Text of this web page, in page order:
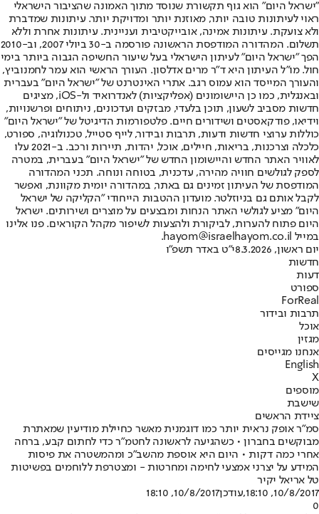
"ישראל היום" הוא גוף תקשורת שנוסד מתוך האמונה שהציבור הישראלי
ראוי לעיתונות טובה יותר, מאוזנת יותר ומדויקת יותר. עיתונות שמדברת
ולא צועקת. עיתונות אמינה, אובייקטיבית ועניינית. עיתונות אחרת וללא
תשלום. המהדורה המודפסת הראשונה פורסמה ב-30 ביולי 2007, וב-2010
הפך "ישראל היום" לעיתון הישראלי בעל שיעור החשיפה הגבוה ביותר בימי
חול. מו"ל העיתון היא ד"ר מרים אדלסון. העורך הראשי הוא עמר לחמנוביץ,
והעורך המייסד הוא עמוס רגב. אתרי האינטרנט של "ישראל היום" בעברית
ובאנגלית, כמו כן היישומונים (אפליקציות) לאנדרואיד ול-iOS, מציגים
חדשות מסביב לשעון, תוכן בלעדי, מבזקים ועדכונים, ניתוחים ופרשנויות,
וידיאו, פודקאסטים ושידורים חיים. פלטפורמות הדיגיטל של "ישראל היום"
כוללות ערוצי חדשות ודעות, תרבות ובידור, לייף סטייל, טכנולוגיה, ספורט,
כלכלה וצרכנות, בריאות, חיילים, אוכל, יהדות, תיירות ורכב. ב-2021 עלו
לאוויר האתר החדש והיישומון החדש של "ישראל היום" בעברית, במטרה
לספק לגולשים חוויה מהירה, עדכנית, בטוחה ונוחה. תכני המהדורה
המודפסת של העיתון זמינים גם באתר, במהדורה יומית מקוונת, ואפשר
לקבל אותם גם בניוזלטר. מועדון ההטבות הייחודי "הקליקה של ישראל
היום" מציע לגולשי האתר הנחות ומבצעים על מוצרים ושירותים. ישראל
היום פתוח להערות, לביקורת ולהצעות לשיפור מקהל הקוראים. פנו אלינו
במייל hayom@israelhayom.co.il.
יום ראשון, 8.3.2026
י"ט באדר תשפ"ו
חדשות
דעות
ספורט
ForReal
תרבות ובידור
אוכל
מגזין
אנחנו מגייסים
English
X
מוספים
שישבת
ציידת הראשים
סמ"ר אופק נראית יותר כמו דוגמנית מאשר כחיילת מודיעין שמאתרת
מבוקשים בחברון • כשהגיעה לראשונה לחטמ"ר כדי לחתום קבע, ברחה
אחרי כמה דקות • היום היא אוספת מהשב"כ ומהמשטרה את פיסות
המידע על יצרני אמצעי לחימה ומחרטות - ומצטרפת ללוחמים בפשיטות
טל אריאל יקיר
10/8/2017, 18:10
,עודכן10/8/2017, 18:10
0